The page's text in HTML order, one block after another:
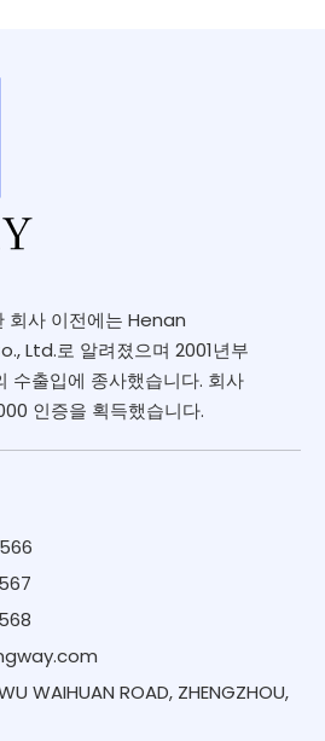
회사 이전에는 Henan
Ltd.로 알려졌으며 2001년부
수출입에 종사했습니다. 회사
인증을 획득했습니다.
WAIHUAN ROAD, ZHENGZHOU,